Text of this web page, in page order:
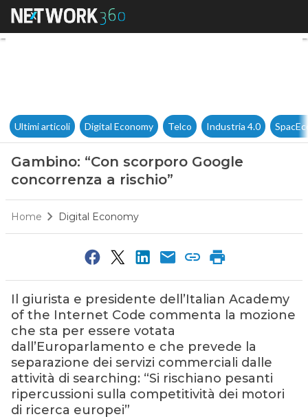
Gambino: “Con scorporo
Ultimi articoli Digital Economy Telco Industria 4.0
Gambino: “Con scorporo Google
concorrenza a rischio”
Home Digital Economy
Il giurista e presidente dell’Italian Academy
of the Internet Code commenta la mozione
che sta per essere votata
dall’Europarlamento e che prevede la
separazione dei servizi commerciali dalle
attività di searching: “Si rischiano pesanti
ripercussioni sulla competitività dei motori
di ricerca europei”